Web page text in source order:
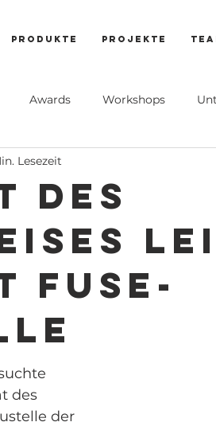
PRODUKTE Projekte
Awards Workshops
des
Lesezeit
des
der